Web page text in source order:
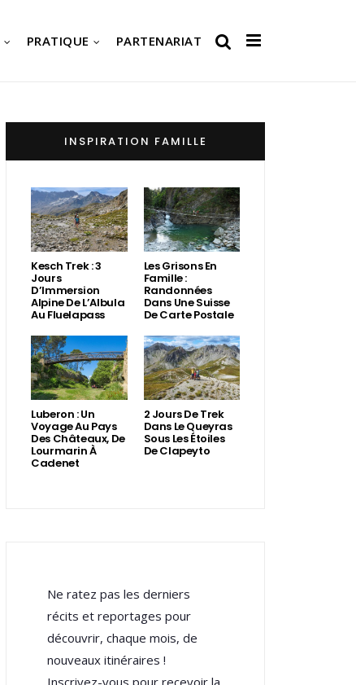
PRATIQUE PARTENARIAT
INSPIRATION FAMILLE
Kesch Trek : 3
Jours
D’Immersion
Alpine De L’Albula
Au Fluelapass
Les Grisons En
Famille :
Randonnées
Dans Une Suisse
De Carte Postale
Luberon : Un
Voyage Au Pays
Des Châteaux, De
Lourmarin À
Cadenet
2 Jours De Trek
Dans Le Queyras
Sous Les Étoiles
De Clapeyto
Ne ratez pas les derniers
récits et reportages pour
découvrir, chaque mois, de
nouveaux itinéraires !
Inscrivez-vous pour recevoir la